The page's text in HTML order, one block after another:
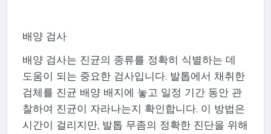
배양 검사
배양 검사는 진균의 종류를 정확히 식별하는 데
도움이 되는 중요한 검사입니다. 발톱에서 채취한
검체를 진균 배양 배지에 놓고 일정 기간 동안 관
찰하여 진균이 자라나는지 확인합니다. 이 방법은
시간이 걸리지만, 발톱 무좀의 정확한 진단을 위해